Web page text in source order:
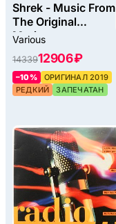
Shrek - Music From
The Original
Motion
Various
1433912906 ₽
–10%
ОРИГИНАЛ 2019
РЕДКИЙ
ЗАПЕЧАТАН